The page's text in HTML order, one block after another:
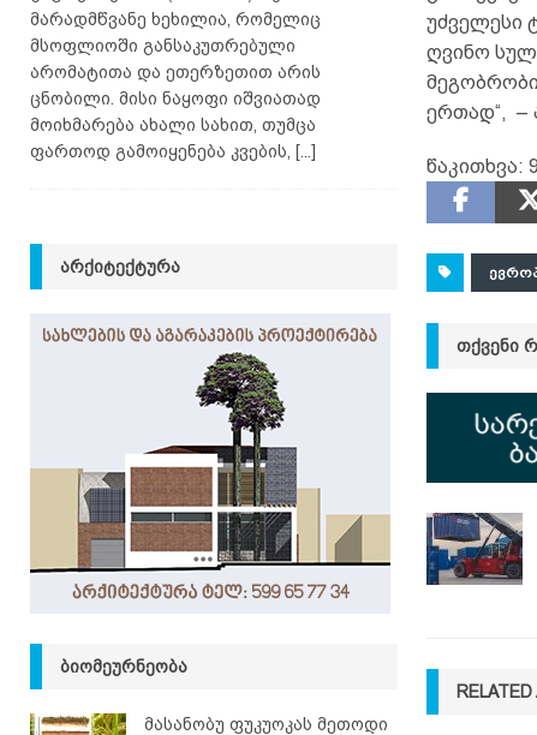
უძველესი
ღვინო
ერთად“, –
წაკითხვა:
ᲗᲥᲕᲔᲜᲘ
მარადმწვანე ხეხილია, რომელიც
მსოფლიოში განსაკუთრებული
არომატითა და ეთერზეთით არის
ცნობილი. მისი ნაყოფი იშვიათად
მოიხმარება ახალი სახით, თუმცა
ფართოდ გამოიყენება კვების,
[...]
ᲐᲠᲥᲘᲢᲔᲥᲢᲣᲠᲐ
ᲑᲘᲝᲛᲔᲣᲠᲜᲔᲝᲑᲐ
მასანობუ ფუკუოკას მეთოდი